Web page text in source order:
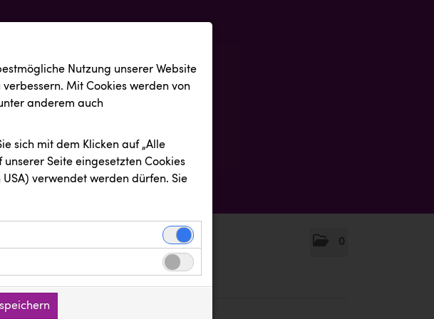
0
Nutzung unserer Website
Mit Cookies werden von
anderem auch
sich mit dem Klicken auf „Alle
Seite eingesetzten Cookies
verwendet werden dürfen. Sie
und sind für die einwandfreie
keine personenbezogenen